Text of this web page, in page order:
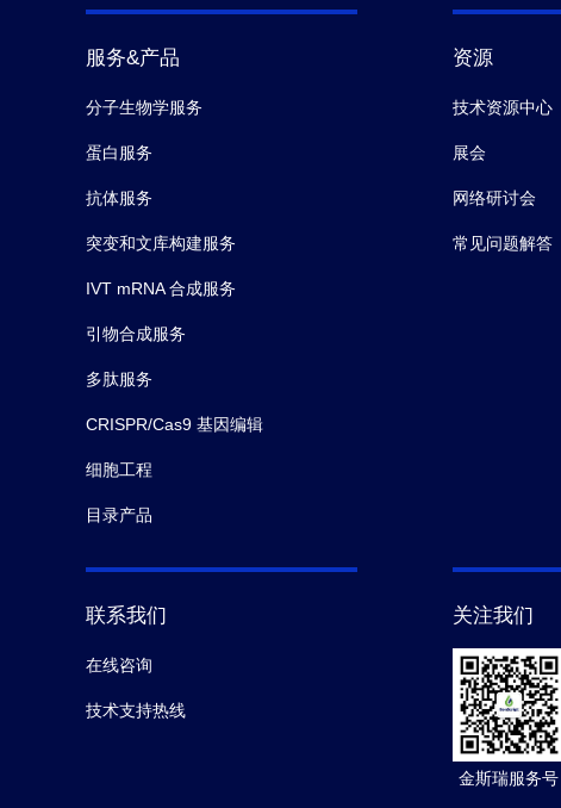
服务&产品
分子生物学服务
蛋白服务
抗体服务
突变和文库构建服务
IVT mRNA 合成服务
引物合成服务
多肽服务
CRISPR/Cas9 基因编辑
细胞工程
目录产品
资源
技术资源中心
展会
网络研讨会
常见问题解答
联系我们
在线咨询
技术支持热线
关注我们
金斯瑞服务号